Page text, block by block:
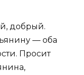
добрый.
— оба
Просит